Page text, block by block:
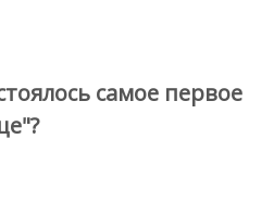
самое первое